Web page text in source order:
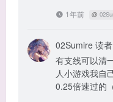
1年前 @
02Sumire 读者
有支线可以清
人小游戏我自
0.25倍速过的（